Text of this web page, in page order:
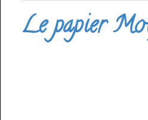
Le papier